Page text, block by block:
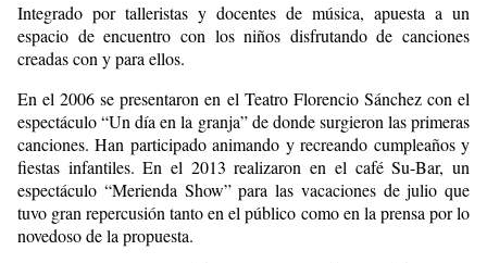
Integrado por talleristas y docentes de música, apuesta a un
espacio de encuentro con los niños disfrutando de canciones
creadas con y para ellos.
En el 2006 se presentaron en el Teatro Florencio Sánchez con el
espectáculo “Un día en la granja” de donde surgieron las primeras
canciones. Han participado animando y recreando cumpleaños y
fiestas infantiles. En el 2013 realizaron en el café Su-Bar, un
espectáculo “Merienda Show” para las vacaciones de julio que
tuvo gran repercusión tanto en el público como en la prensa por lo
novedoso de la propuesta.